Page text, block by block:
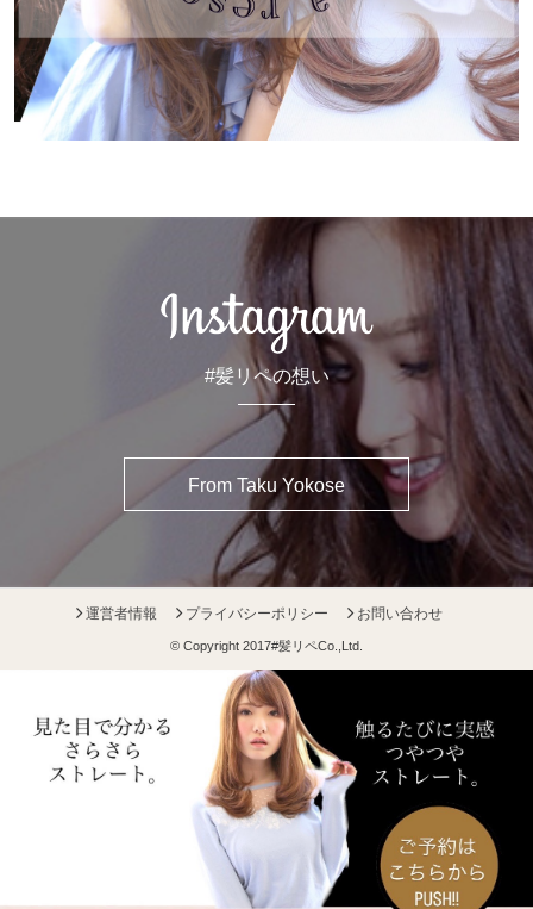
#髪リペの想い
From Taku Yokose
運営者情報 プライバシーポリシー お問い合わせ
© Copyright 2017#髪リペCo.,Ltd.